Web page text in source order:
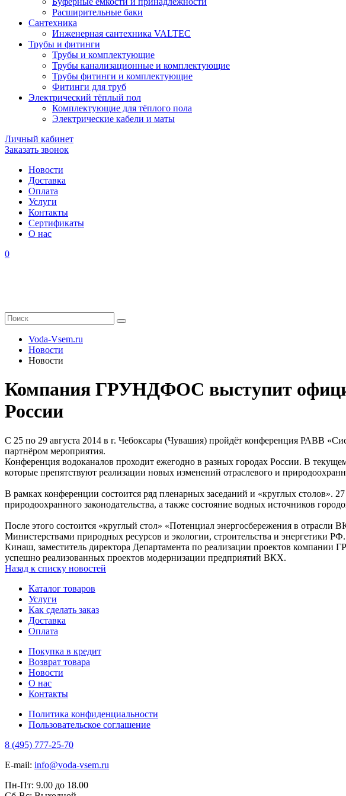
Расширительные баки
Сантехника
Инженерная сантехника VALTEC
Трубы и фитинги
Трубы и комплектующие
Трубы канализационные и комплектующие
Трубы фитинги и комплектующие
Фитинги для труб
Электрический тёплый пол
Комплектующие для тёплого пола
Электрические кабели и маты
Личный кабинет
Заказать звонок
Новости
Доставка
Оплата
Услуги
Контакты
Cертификаты
О нас
0
Voda-Vsem.ru
Новости
Новости
Компания ГРУНДФОС выступит
России
С 25 по 29 августа 2014 в г. Чебоксары (Чувашия) пройдёт конференция
партнёром мероприятия.
Конференция водоканалов проходит ежегодно в разных городах России. В
которые препятствуют реализации новых изменений отраслевого и
В рамках конференции состоится ряд пленарных заседаний и «круглых столов».
природоохранного законодательства, а также состояние водных источников
После этого состоится «круглый стол» «Потенциал энергосбережения в
Министерствами природных ресурсов и экологии, строительства и энергетики
Кинаш, заместитель директора Департамента по реализации проектов
успешно реализованных проектов модернизации предприятий ВКХ.
Назад к списку новостей
Каталог товаров
Услуги
Как сделать заказ
Доставка
Оплата
Покупка в кредит
Возврат товара
Новости
О нас
Контакты
Политика конфиденциальности
Пользовательское соглашение
8 (495) 777-25-70
E-mail: info@voda-vsem.ru
Пн-Пт: 9.00 до 18.00